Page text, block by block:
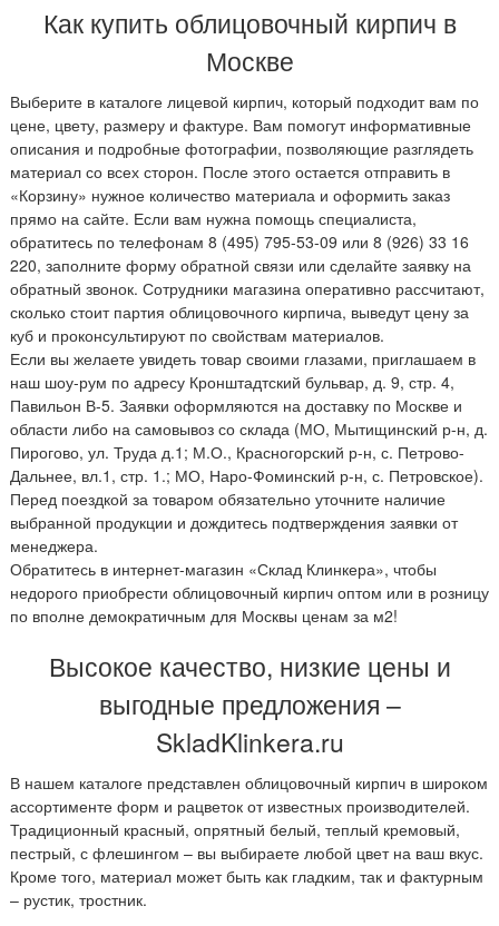
Как купить облицовочный кирпич в
Москве
Выберите в каталоге лицевой кирпич, который подходит вам по
цене, цвету, размеру и фактуре. Вам помогут информативные
описания и подробные фотографии, позволяющие разглядеть
материал со всех сторон. После этого остается отправить в
«Корзину» нужное количество материала и оформить заказ
прямо на сайте. Если вам нужна помощь специалиста,
обратитесь по телефонам 8 (495) 795-53-09 или 8 (926) 33 16
220, заполните форму обратной связи или сделайте заявку на
обратный звонок. Сотрудники магазина оперативно рассчитают,
сколько стоит партия облицовочного кирпича, выведут цену за
куб и проконсультируют по свойствам материалов.
Если вы желаете увидеть товар своими глазами, приглашаем в
наш шоу-рум по адресу Кронштадтский бульвар, д. 9, стр. 4,
Павильон В-5. Заявки оформляются на доставку по Москве и
области либо на самовывоз со склада (МО, Мытищинский р-н, д.
Пирогово, ул. Труда д.1; М.О., Красногорский р-н, с. Петрово-
Дальнее, вл.1, стр. 1.; МО, Наро-Фоминский р-н, с. Петровское).
Перед поездкой за товаром обязательно уточните наличие
выбранной продукции и дождитесь подтверждения заявки от
менеджера.
Обратитесь в интернет-магазин «Склад Клинкера», чтобы
недорого приобрести облицовочный кирпич оптом или в розницу
по вполне демократичным для Москвы ценам за м2!
Высокое качество, низкие цены и
выгодные предложения –
SkladKlinkera.ru
В нашем каталоге представлен облицовочный кирпич в широком
ассортименте форм и рацветок от известных производителей.
Традиционный красный, опрятный белый, теплый кремовый,
пестрый, с флешингом – вы выбираете любой цвет на ваш вкус.
Кроме того, материал может быть как гладким, так и фактурным
– рустик, тростник.